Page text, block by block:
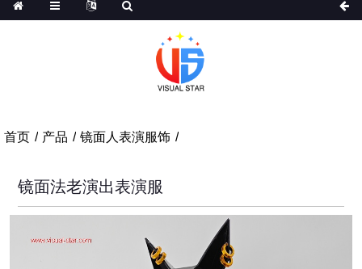
首页 产品 镜面人表演服饰
镜面法老演出表演服